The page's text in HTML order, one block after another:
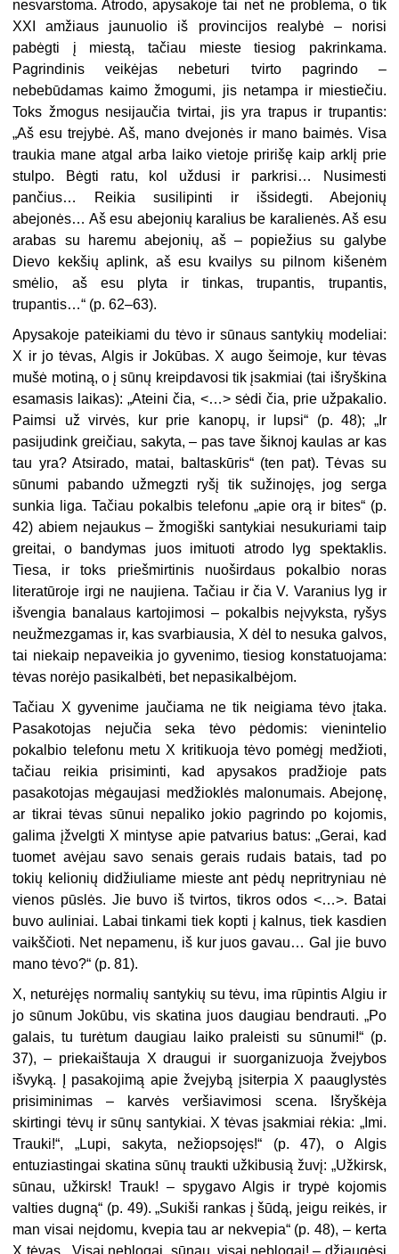
nesvarstoma. Atrodo, apysakoje tai net ne problema, o tik
XXI amžiaus jaunuolio iš provincijos realybė – norisi
pabėgti į miestą, tačiau mieste tiesiog pakrinkama.
Pagrindinis veikėjas nebeturi tvirto pagrindo –
nebebūdamas kaimo žmogumi, jis netampa ir miestiečiu.
Toks žmogus nesijaučia tvirtai, jis yra trapus ir trupantis:
„Aš esu trejybė. Aš, mano dvejonės ir mano baimės. Visa
traukia mane atgal arba laiko vietoje pririšę kaip arklį prie
stulpo. Bėgti ratu, kol uždusi ir parkrisi… Nusimesti
pančius… Reikia susilipinti ir išsidegti. Abejonių
abejonės… Aš esu abejonių karalius be karalienės. Aš esu
arabas su haremu abejonių, aš – popiežius su galybe
Dievo kekšių aplink, aš esu kvailys su pilnom kišenėm
smėlio, aš esu plyta ir tinkas, trupantis, trupantis,
trupantis…“ (p. 62–63).
Apysakoje pateikiami du tėvo ir sūnaus santykių modeliai:
X ir jo tėvas, Algis ir Jokūbas. X augo šeimoje, kur tėvas
mušė motiną, o į sūnų kreipdavosi tik įsakmiai (tai išryškina
esamasis laikas): „Ateini čia, <…> sėdi čia, prie užpakalio.
Paimsi už virvės, kur prie kanopų, ir lupsi“ (p. 48); „Ir
pasijudink greičiau, sakyta, – pas tave šiknoj kaulas ar kas
tau yra? Atsirado, matai, baltaskūris“ (ten pat). Tėvas su
sūnumi pabando užmegzti ryšį tik sužinojęs, jog serga
sunkia liga. Tačiau pokalbis telefonu „apie orą ir bites“ (p.
42) abiem nejaukus – žmogiški santykiai nesukuriami taip
greitai, o bandymas juos imituoti atrodo lyg spektaklis.
Tiesa, ir toks priešmirtinis nuoširdaus pokalbio noras
literatūroje irgi ne naujiena. Tačiau ir čia V. Varanius lyg ir
išvengia banalaus kartojimosi – pokalbis neįvyksta, ryšys
neužmezgamas ir, kas svarbiausia, X dėl to nesuka galvos,
tai niekaip nepaveikia jo gyvenimo, tiesiog konstatuojama:
tėvas norėjo pasikalbėti, bet nepasikalbėjom.
Tačiau X gyvenime jaučiama ne tik neigiama tėvo įtaka.
Pasakotojas nejučia seka tėvo pėdomis: vienintelio
pokalbio telefonu metu X kritikuoja tėvo pomėgį medžioti,
tačiau reikia prisiminti, kad apysakos pradžioje pats
pasakotojas mėgaujasi medžioklės malonumais. Abejonę,
ar tikrai tėvas sūnui nepaliko jokio pagrindo po kojomis,
galima įžvelgti X mintyse apie patvarius batus: „Gerai, kad
tuomet avėjau savo senais gerais rudais batais, tad po
tokių kelionių didžiuliame mieste ant pėdų nepritryniau nė
vienos pūslės. Jie buvo iš tvirtos, tikros odos <…>. Batai
buvo auliniai. Labai tinkami tiek kopti į kalnus, tiek kasdien
vaikščioti. Net nepamenu, iš kur juos gavau… Gal jie buvo
mano tėvo?“ (p. 81).
X, neturėjęs normalių santykių su tėvu, ima rūpintis Algiu ir
jo sūnum Jokūbu, vis skatina juos daugiau bendrauti. „Po
galais, tu turėtum daugiau laiko praleisti su sūnumi!“ (p.
37), – priekaištauja X draugui ir suorganizuoja žvejybos
išvyką. Į pasakojimą apie žvejybą įsiterpia X paauglystės
prisiminimas – karvės veršiavimosi scena. Išryškėja
skirtingi tėvų ir sūnų santykiai. X tėvas įsakmiai rėkia: „Imi.
Trauki!“, „Lupi, sakyta, nežiopsojęs!“ (p. 47), o Algis
entuziastingai skatina sūnų traukti užkibusią žuvį: „Užkirsk,
sūnau, užkirsk! Trauk! – spygavo Algis ir trypė kojomis
valties dugną“ (p. 49). „Sukiši rankas į šūdą, jeigu reikės, ir
man visai neįdomu, kvepia tau ar nekvepia“ (p. 48), – kerta
X tėvas. „Visai neblogai, sūnau, visai neblogai! – džiaugėsi